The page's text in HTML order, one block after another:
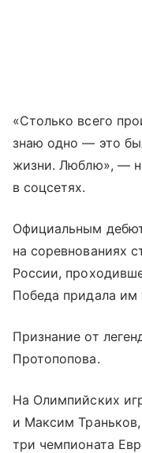
«Столько всего
знаю одно — это
жизни. Люблю», —
в соцсетях.
Официальным
на соревнованиях
России,
Победа придала им
Признание от
Протопопова.
На Олимпийских
и Максим
три чемпионата